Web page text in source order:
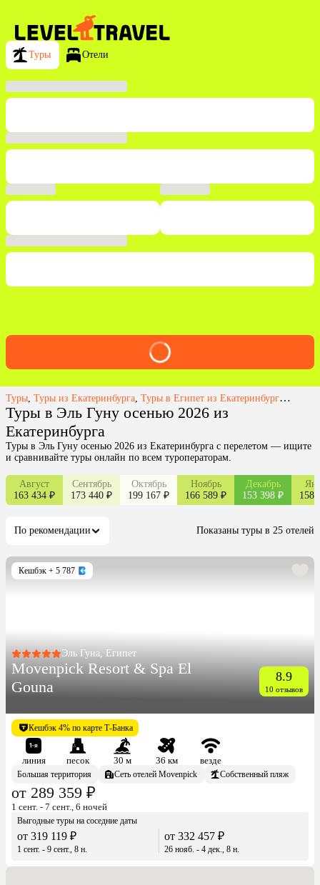
Туры Отели
Туры Туры из Екатеринбурга Туры в Египет из Екатеринбурга ,Туры в
Туры в Эль Гуну осенью 2026 из
Екатеринбурга
Туры в Эль Гуну осенью 2026 из Екатеринбурга с перелетом — ищите
и сравнивайте туры онлайн по всем туроператорам.
Август
163 434 ₽
Сентябрь
173 440 ₽
Октябрь
199 167 ₽
Ноябрь
166 589 ₽
Декабрь
153 398 ₽
158
По рекомендации Показаны туры в 25 отелей
Кешбэк + 5 787
Эль Гуна, Египет
Movenpick Resort & Spa El
Gouna
8.9
10 отзывов
Кешбэк 4% по карте Т-Банка
линия песок 30 м 36 км
везде
Большая территория
Сеть отелей Movenpick Собственный пляж
от 289 359 ₽
1 сент. - 7 сент., 6 ночей
Выгодные туры на соседние даты
от 319 119 ₽
1 сент. - 9 сент., 8 н.
от 332 457 ₽
26 нояб. - 4 дек., 8 н.